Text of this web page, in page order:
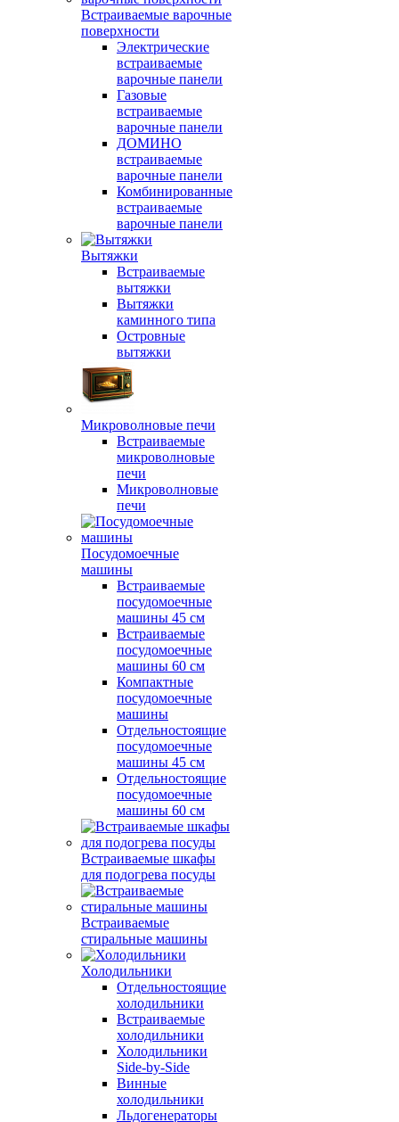
Встраиваемые варочные
поверхности
Электрические
встраиваемые
варочные панели
Газовые
встраиваемые
варочные панели
ДОМИНО
встраиваемые
варочные панели
Комбинированные
встраиваемые
варочные панели
Вытяжки
Встраиваемые
вытяжки
Вытяжки
каминного типа
Островные
вытяжки
Микроволновые печи
Встраиваемые
микроволновые
печи
Микроволновые
печи
Посудомоечные
машины
Встраиваемые
посудомоечные
машины 45 см
Встраиваемые
посудомоечные
машины 60 см
Компактные
посудомоечные
машины
Отдельностоящие
посудомоечные
машины 45 см
Отдельностоящие
посудомоечные
машины 60 см
Встраиваемые шкафы
для подогрева посуды
Встраиваемые
стиральные машины
Холодильники
Отдельностоящие
холодильники
Встраиваемые
холодильники
Холодильники
Side-by-Side
Винные
холодильники
Льдогенераторы